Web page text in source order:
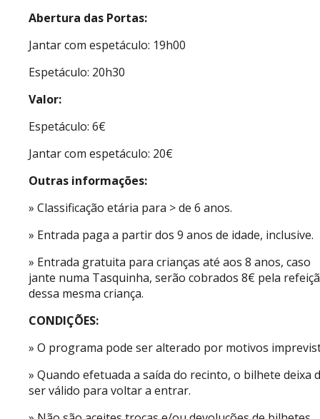
Abertura das Portas:
Jantar com espetáculo: 19h00
Espetáculo: 20h30
Valor:
Espetáculo: 6€
Jantar com espetáculo: 20€
Outras informações:
» Classificação etária para > de 6 anos.
» Entrada paga a partir dos 9 anos de idade, inclusive.
» Entrada gratuita para crianças até aos 8 anos, caso
jante numa Tasquinha, serão cobrados 8€ pela
dessa mesma criança.
CONDIÇÕES:
» O programa pode ser alterado por motivos
» Quando efetuada a saída do recinto, o bilhete deixa
ser válido para voltar a entrar.